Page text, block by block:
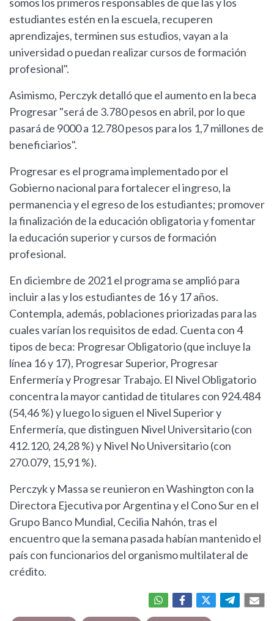
somos los primeros responsables de que las y los
estudiantes estén en la escuela, recuperen
aprendizajes, terminen sus estudios, vayan a la
universidad o puedan realizar cursos de formación
profesional".
Asimismo, Perczyk detalló que el aumento en la beca
Progresar "será de 3.780 pesos en abril, por lo que
pasará de 9000 a 12.780 pesos para los 1,7 millones de
beneficiarios".
Progresar es el programa implementado por el
Gobierno nacional para fortalecer el ingreso, la
permanencia y el egreso de los estudiantes; promover
la finalización de la educación obligatoria y fomentar
la educación superior y cursos de formación
profesional.
En diciembre de 2021 el programa se amplió para
incluir a las y los estudiantes de 16 y 17 años.
Contempla, además, poblaciones priorizadas para las
cuales varían los requisitos de edad. Cuenta con 4
tipos de beca: Progresar Obligatorio (que incluye la
línea 16 y 17), Progresar Superior, Progresar
Enfermería y Progresar Trabajo. El Nivel Obligatorio
concentra la mayor cantidad de titulares con 924.484
(54,46 %) y luego lo siguen el Nivel Superior y
Enfermería, que distinguen Nivel Universitario (con
412.120, 24,28 %) y Nivel No Universitario (con
270.079, 15,91 %).
Perczyk y Massa se reunieron en Washington con la
Directora Ejecutiva por Argentina y el Cono Sur en el
Grupo Banco Mundial, Cecilia Nahón, tras el
encuentro que la semana pasada habían mantenido el
país con funcionarios del organismo multilateral de
crédito.